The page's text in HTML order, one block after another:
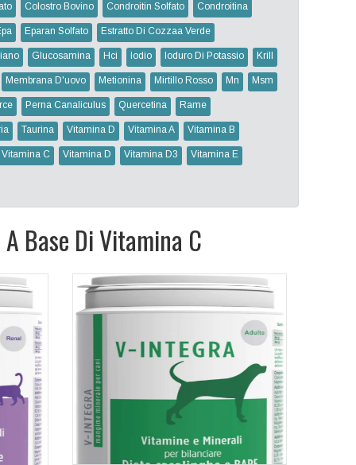
Colostro Bovino Condroitin Solfato Condroitina
Eparan Solfato Estratto Di Cozzaa Verde
Glucosamina Hci Iodio Ioduro Di Potassio Krill
Membrana D'uovo Metionina Mirtillo Rosso Mn Msm
Perna Canaliculus Quercetina Rame
Taurina Vitamina D Vitamina A Vitamina B
Vitamina C Vitamina D Vitamina D3 Vitamina E
Base Di Vitamina C